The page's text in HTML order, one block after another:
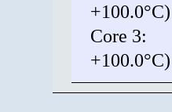
+100.0°C)
Core 3:
+100.0°C)